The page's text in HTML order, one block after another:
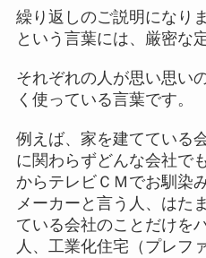
繰り返しのご説明になり
という言葉には、厳密な
それぞれの人が思い思い
く使っている言葉です。
例えば、家を建てている
に関わらずどんな会社で
からテレビＣＭでお馴染
メーカーと言う人、はた
ている会社のことだけを
人、工業化住宅（プレフ